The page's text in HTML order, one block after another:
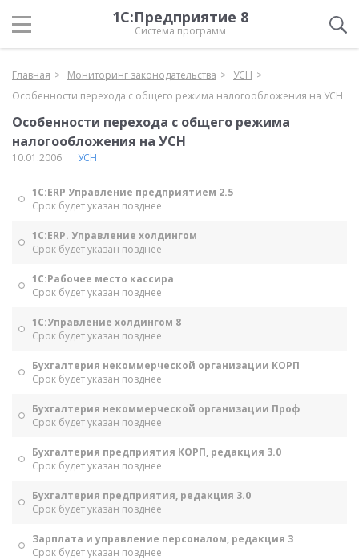
1С:Предприятие 8
Система программ
Главная Мониторинг законодательства
УСН
Особенности перехода с общего режима налогообложения на УСН
Особенности перехода с общего режима
налогообложения на УСН
10.01.2006 УСН
1С:ERP Управление предприятием 2.5
Срок будет указан позднее
1С:ERP. Управление холдингом
Срок будет указан позднее
1С:Рабочее место кассира
Срок будет указан позднее
1С:Управление холдингом 8
Срок будет указан позднее
Бухгалтерия некоммерческой организации КОРП
Срок будет указан позднее
Бухгалтерия некоммерческой организации Проф
Срок будет указан позднее
Бухгалтерия предприятия КОРП, редакция 3.0
Срок будет указан позднее
Бухгалтерия предприятия, редакция 3.0
Срок будет указан позднее
Зарплата и управление персоналом, редакция 3
Срок будет указан позднее